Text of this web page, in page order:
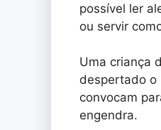
possível ler
ou servir
Uma criança
despertado o
convocam
engendra.